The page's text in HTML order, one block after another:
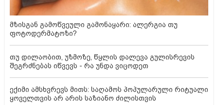
მზისგან გამოწვეული გამონაყარი: ალერგია თუ
ფოტოდერმატოზი?
თუ დილაობით, უზმოზე, წყლის დალევა გულისრევის
შეგრძნებას იწვევს - რა უნდა ვიცოდეთ
ექიმი ამსხვრევს მითს: საღამოს პოპულარული რიტუალი
ყოველთვის არ არის საზიანო ძილისთვის